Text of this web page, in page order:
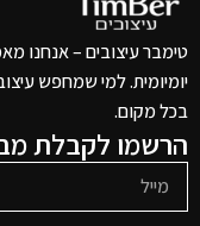
טימבר עיצובים – אנחנו
יומיומית. למי שמחפש
בכל מקום.
הרשמו לקבלת